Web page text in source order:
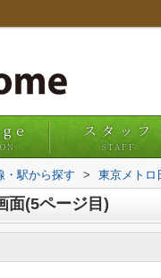
スタッフ
STAFF
・駅から探す > 東京メトロ
面(5ページ目)